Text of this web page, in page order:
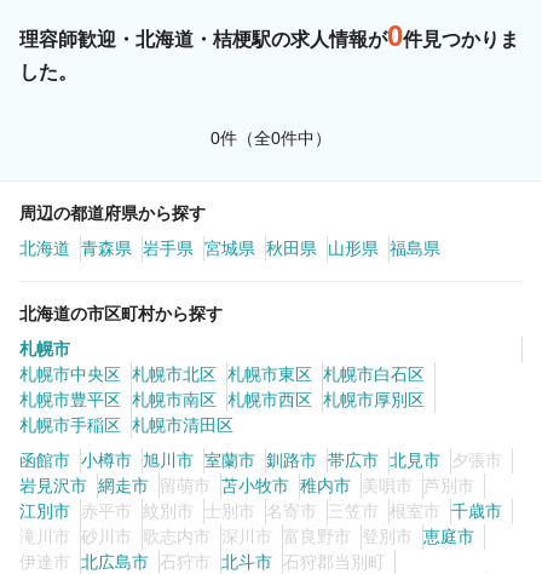
雇用形態
業務委託・フリーランス
理容師歓迎
この条件の求人数
検索する
理容師歓迎・北海道・桔梗駅の求人情報が0件見つかりま
した。
0件（全0件中）
周辺の都道府県から探す
北海道
青森県 岩手県 宮城県 秋田県 山形県 福島県
北海道の市区町村から探す
札幌市
札幌市中央区 札幌市北区 札幌市東区 札幌市白石区
札幌市豊平区 札幌市南区 札幌市西区 札幌市厚別区
札幌市手稲区 札幌市清田区
函館市 小樽市 旭川市 室蘭市 釧路市 帯広市 北見市
夕張市
岩見沢市 網走市 留萌市 苫小牧市 稚内市 美唄市
芦別市
江別市
赤平市 紋別市 士別市 名寄市 三笠市 根室市
千歳市
滝川市
砂川市 歌志内市 深川市 富良野市 登別市
恵庭市
伊達市
北広島市 石狩市 北斗市
石狩郡当別町